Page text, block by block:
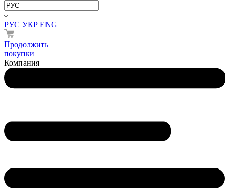
РУС УКР ENG
Продолжить
покупки
Компания